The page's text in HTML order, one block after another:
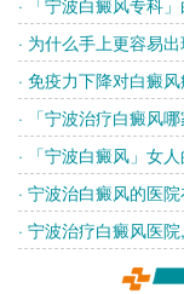
· 为什么手上更容易
· 免疫力下降对白癜
· 「宁波治疗白癜风
· 「宁波白癜风」女
· 宁波治白癜风的医
· 宁波治疗白癜风医